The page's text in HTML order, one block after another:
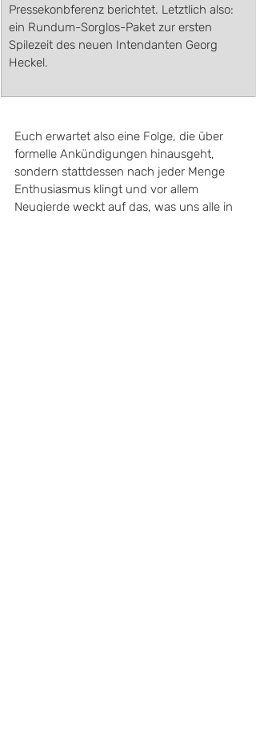
Pressekonbferenz berichtet. Letztlich also:
ein Rundum-Sorglos-Paket zur ersten
Spilezeit des neuen Intendanten Georg
Heckel.
Euch erwartet also eine Folge, die über
formelle Ankündigungen hinausgeht,
sondern stattdessen nach jeder Menge
Enthusiasmus klingt und vor allem
Neugierde weckt auf das, was uns alle in